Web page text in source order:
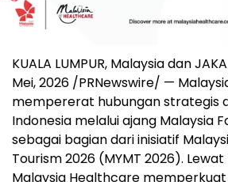
KUALA LUMPUR, Malaysia dan
Mei, 2026 /PRNewswire/ —
mempererat hubungan strategis
Indonesia melalui ajang Malaysia
sebagai bagian dari inisiatif
Tourism 2026 (MYMT 2026).
Malaysia Healthcare memperkuat